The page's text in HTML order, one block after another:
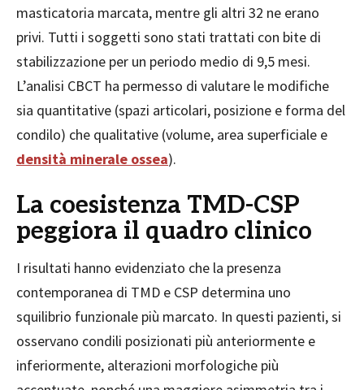
masticatoria marcata, mentre gli altri 32 ne erano
privi. Tutti i soggetti sono stati trattati con bite di
stabilizzazione per un periodo medio di 9,5 mesi.
L’analisi CBCT ha permesso di valutare le modifiche
sia quantitative (spazi articolari, posizione e forma del
condilo) che qualitative (volume, area superficiale e
densità minerale ossea).
La coesistenza TMD-CSP
peggiora il quadro clinico
I risultati hanno evidenziato che la presenza
contemporanea di TMD e CSP determina uno
squilibrio funzionale più marcato. In questi pazienti, si
osservano condili posizionati più anteriormente e
inferiormente, alterazioni morfologiche più